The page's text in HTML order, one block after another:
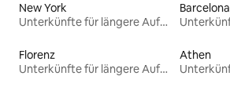
New York
Unterkünfte für längere Aufenthalte
Barcelona
Florenz
Unterkünfte für längere Aufenthalte
Athen